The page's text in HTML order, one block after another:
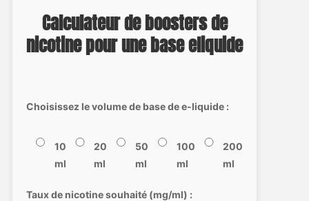
Calculateur de boosters de
nicotine pour une base eliquide
Choisissez le volume de base de e-liquide :
10
ml
20
ml
50
ml
100
ml
200
ml
Taux de nicotine souhaité (mg/ml) :